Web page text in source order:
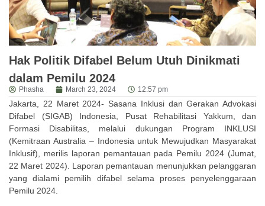
Hak Politik Difabel Belum Utuh Dinikmati
dalam Pemilu 2024
Phasha March 23, 2024 12:57 pm
Jakarta, 22 Maret 2024- Sasana Inklusi dan Gerakan Advokasi
Difabel (SIGAB) Indonesia, Pusat Rehabilitasi Yakkum, dan
Formasi Disabilitas, melalui dukungan Program INKLUSI
(Kemitraan Australia – Indonesia untuk Mewujudkan Masyarakat
Inklusif), merilis laporan pemantauan pada Pemilu 2024 (Jumat,
22 Maret 2024). Laporan pemantauan menunjukkan pelanggaran
yang dialami pemilih difabel selama proses penyelenggaraan
Pemilu 2024.